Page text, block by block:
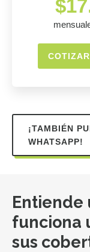
¡TAMBIÉN
WHATSAPP!
Entiende
funciona
sus